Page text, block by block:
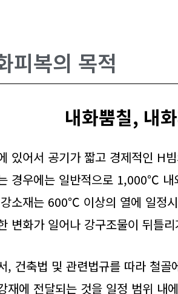
피복의 목적
내화뿜칠, 내
있어서 공기가 짧고 경제적인 H
경우에는 일반적으로 1,000℃ 내
소재는 600℃ 이상의 열에 일정
변화가 일어나 강구조물이 뒤틀
, 건축법 및 관련법규를 따라 철
재에 전달되는 것을 일정 범위 내